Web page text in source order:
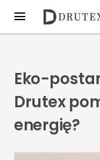
Eko-
Drutex
energię?